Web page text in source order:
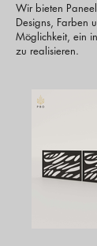
Wir bieten
Designs, Farben
Möglichkeit, ein
zu realisieren.